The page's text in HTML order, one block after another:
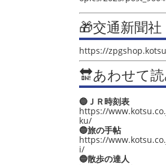
🎁交通新聞
https://
🔛あわせて
🔵ＪＲ時刻表
https://
ku/
🔵旅の手帖
https://
i/
🔵散歩の達人